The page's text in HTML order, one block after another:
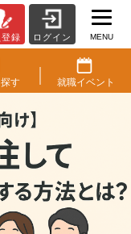
録 ログイン MENU
探す 就職イベント